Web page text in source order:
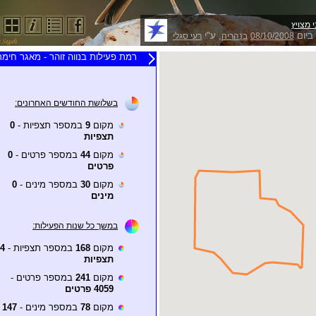
מצויץ
ביום08/10/2008 בנהריה, ע"י רעי סגלי
רמת פעילות בנווה זוהר - מאגר
בשלושת החודשים האחרונים:
מקום 9 במספר תצפיות - 0
תצפיות
מקום44 במספר פרטים - 0
פרטים
מקום 30 במספר מינים - 0
מינים
במשך כל שנות הפעילות:
מקום 168 במספר תצפיות -
תצפיות
מקום 241 במספר פרטים -
4059 פרטים
מקום 78 במספר מינים - 147